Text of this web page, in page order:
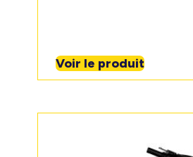
Voir le produit